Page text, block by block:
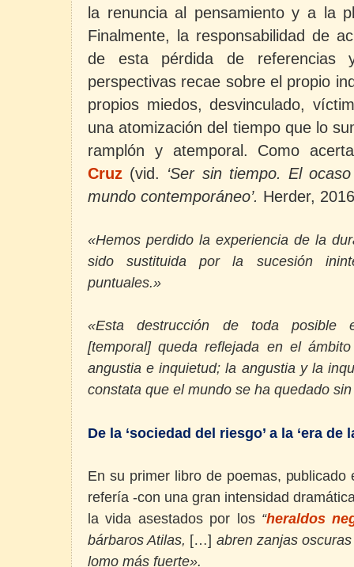
la renuncia al pensamiento y a la
Finalmente, la responsabilidad de
de esta pérdida de referencias
perspectivas recae sobre el propio
propios miedos, desvinculado,
una atomización del tiempo que lo
ramplón y atemporal. Como
Cruz (vid. ‘Ser sin tiempo. El
mundo contemporáneo’. Herder,
«Hemos perdido la experiencia de la
sido sustituida por la sucesión
puntuales.»
«Esta destrucción de toda posible
[temporal] queda reflejada en el
angustia e inquietud; la angustia y la
constata que el mundo se ha quedado
De la ‘sociedad del riesgo’ a la ‘era de
En su primer libro de poemas, publicado
refería -con una gran intensidad
la vida asestados por los“heraldos
bárbaros Atilas, […] abren zanjas
lomo más fuerte».